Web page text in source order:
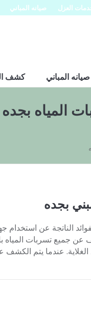
العزل صيانه المباني
صيانه المباني كشف
المياه بجده
بجده
الناتجة عن استخدام
عن جميع تسربات المياه
عندما يتم